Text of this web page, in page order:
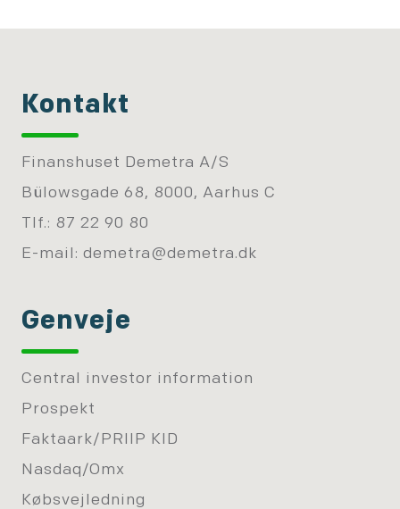
Kontakt
Finanshuset Demetra A/S
Bülowsgade 68, 8000, Aarhus C
Tlf.: 87 22 90 80
E-mail: demetra@demetra.dk
Genveje
Central investor information
Prospekt
Faktaark/PRIIP KID
Nasdaq/Omx
Købsvejledning